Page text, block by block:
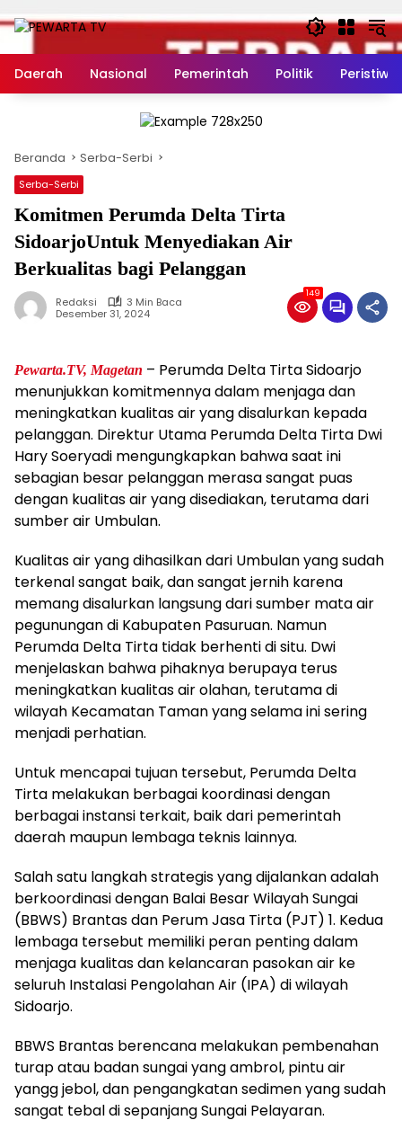
ke
Daerah
Nasional Pemerintah Politik Peristiwa
Beranda Serba-Serbi
Serba-Serbi
Komitmen Perumda Delta Tirta
SidoarjoUntuk Menyediakan Air
Berkualitas bagi Pelanggan
Redaksi
3 Min Baca
Desember 31, 2024
149
Pewarta.TV, Magetan – Perumda Delta Tirta Sidoarjo
menunjukkan komitmennya dalam menjaga dan
meningkatkan kualitas air yang disalurkan kepada
pelanggan. Direktur Utama Perumda Delta Tirta Dwi
Hary Soeryadi mengungkapkan bahwa saat ini
sebagian besar pelanggan merasa sangat puas
dengan kualitas air yang disediakan, terutama dari
sumber air Umbulan.
Kualitas air yang dihasilkan dari Umbulan yang sudah
terkenal sangat baik, dan sangat jernih karena
memang disalurkan langsung dari sumber mata air
pegunungan di Kabupaten Pasuruan. Namun
Perumda Delta Tirta tidak berhenti di situ. Dwi
menjelaskan bahwa pihaknya berupaya terus
meningkatkan kualitas air olahan, terutama di
wilayah Kecamatan Taman yang selama ini sering
menjadi perhatian.
Untuk mencapai tujuan tersebut, Perumda Delta
Tirta melakukan berbagai koordinasi dengan
berbagai instansi terkait, baik dari pemerintah
daerah maupun lembaga teknis lainnya.
Salah satu langkah strategis yang dijalankan adalah
berkoordinasi dengan Balai Besar Wilayah Sungai
(BBWS) Brantas dan Perum Jasa Tirta (PJT) 1. Kedua
lembaga tersebut memiliki peran penting dalam
menjaga kualitas dan kelancaran pasokan air ke
seluruh Instalasi Pengolahan Air (IPA) di wilayah
Sidoarjo.
BBWS Brantas berencana melakukan pembenahan
turap atau badan sungai yang ambrol, pintu air
yangg jebol, dan pengangkatan sedimen yang sudah
sangat tebal di sepanjang Sungai Pelayaran.